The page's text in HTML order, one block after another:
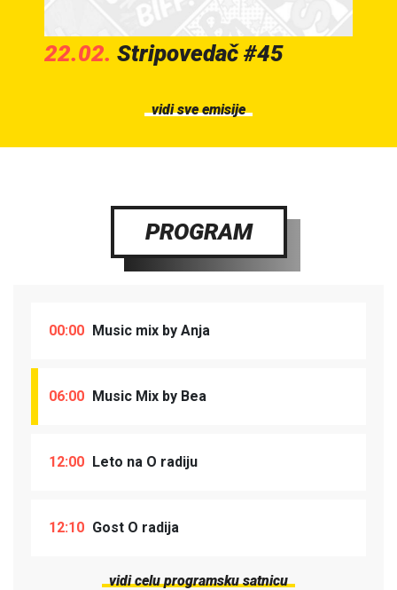
22.02. Stripovedač #45
vidi sve emisije
PROGRAM
00:00 Music mix by Anja
06:00 Music Mix by Bea
12:00 Leto na O radiju
12:10 Gost O radija
vidi celu programsku satnicu